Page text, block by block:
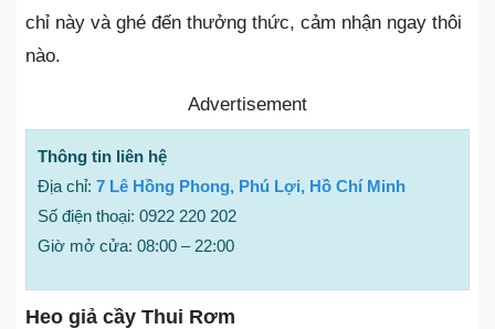
chỉ này và ghé đến thưởng thức, cảm nhận ngay thôi
nào.
Advertisement
Thông tin liên hệ
Địa chỉ: 7 Lê Hồng Phong, Phú Lợi, Hồ Chí Minh
Số điện thoại: 0922 220 202
Giờ mở cửa: 08:00 – 22:00
Heo giả cầy Thui Rơm